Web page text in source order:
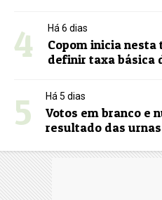
4 Há 6 dias
Copom inicia
definir taxa básica
5 Há 5 dias
Votos em branco e
resultado das urnas